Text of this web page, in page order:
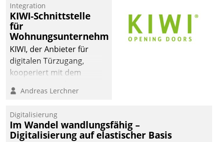
Datatrain. Die meravis
Wohnungsbau- und
Immobilien GmbH hat
sich dabei für den Betrieb
der Lösung über die SAP
Cloud Platform
Unternehmen am
Integration
KIWI-Schnittstelle
für
Wohnungsunternehmen
KIWI, der Anbieter für
digitalen Türzugang,
kooperiert mit dem
Softwareentwicklungshaus
Andreas Lerchner
Digitalisierung
Im Wandel wandlungsfähig –
Digitalisierung auf elastischer Basis